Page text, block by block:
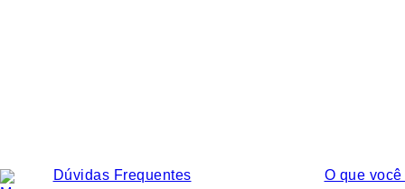
Dúvidas Frequentes O que